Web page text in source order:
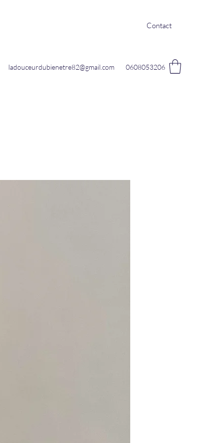
Contact
ladouceurdubienetre82@gmail.com 0608053206